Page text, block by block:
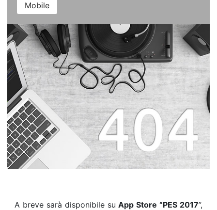
Mobile
A breve sarà disponibile suApp Store “PES 2017”,